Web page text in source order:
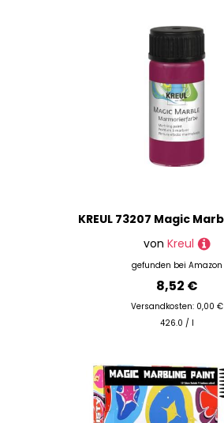
von Kreul
gefunden bei Amazon
8,52 €
Versandkosten: 0,00 €
426.0 / l